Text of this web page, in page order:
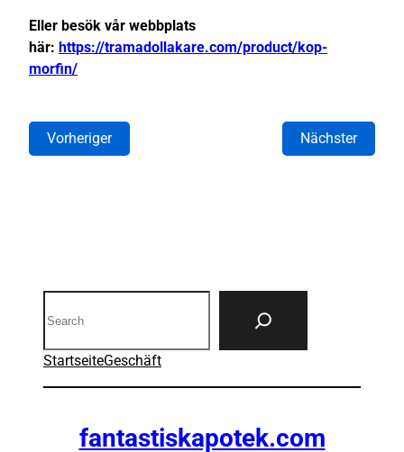
Eller besök vår webbplats
här: https://tramadollakare.com/product/kop-
morfin/
Vorheriger Nächster
StartseiteGeschäft
fantastiskapotek.com